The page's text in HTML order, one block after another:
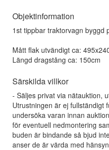
Objektinformation
1st tippbar traktorvagn byggd
Mått flak utvändigt ca:
Längd dragstång ca: 150cm
Särskilda villkor
- Säljes privat via nätauktion,
Utrustningen är ej fullständigt
undersöka varan innan
för eventuell nedmontering
buden är bindande så bjud
anser de är värda med